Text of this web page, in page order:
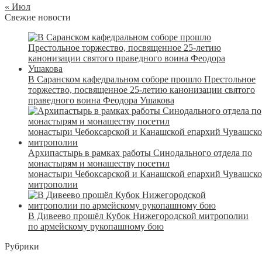
« Июл
Свежие новости
В Саранском кафедральном соборе прошло Престольное
торжество, посвященное 25-летию канонизации святого
праведного воина Феодора Ушакова
Архипастырь в рамках работы Синодального отдела по
монастырям и монашеству посетил
монастыри Чебоксарской и Канашской епархий
митрополии
В Дивеево прошёл Кубок Нижегородской митрополии
по армейскому рукопашному бою
Рубрики